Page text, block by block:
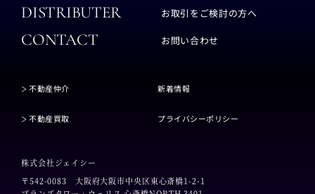
DISTRIBUTER お取引をご検討の方へ
CONTACT お問い合わせ
不動産仲介
不動産買取
新着情報
プライバシーポリシー
株式会社ジェイシー
〒542-0083 大阪府大阪市中央区東心斎橋1-2-1